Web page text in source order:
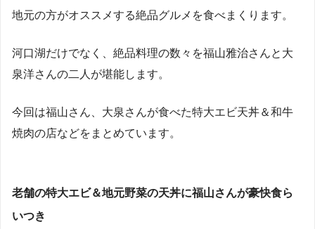
地元の方がオススメする絶品グルメを食べまくります。
河口湖だけでなく、 絶品料理の数々を福山雅治さんと大
泉洋さんの二人が堪能します。
今回は福山さん、大泉さんが食べた特大エビ天丼＆和牛
焼肉の店などをまとめています。
老舗の特大エビ＆地元野菜の天丼に福山さんが豪快食ら
いつき